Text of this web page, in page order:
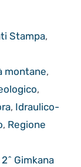
Stampa,
montane,
,
, Idraulico-
, Regione
Gimkana